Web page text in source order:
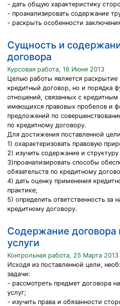
- дать общую характеристику
- проанализировать содержание
- раскрыть особенности
Сущность и
договора
Курсовая работа, 16 Июня 2013
Целью работы является раскрытие
кредитный договор, но и порядка
отношений, связанных с
имеющихся правовых пробелов и
предложений по
по кредитному договору.
Для достижения поставленной
1) охарактеризовать правовую
2) изучить содержание и
3)проанализировать способы
обязательств по кредитному
4) дать оценку применения
практике;
5) определить ответственность за
кредитному договору.
Содержание договора
услуги
Контрольная работа, 25 Марта 2013
Исходя из поставленной цели,
задачи:
- рассмотреть предмет договора
услуг;
- изучить права и обязанности